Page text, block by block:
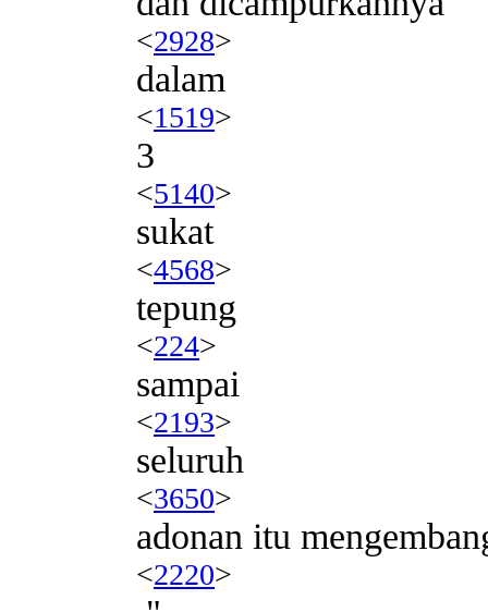
<2928>
dalam
<1519>
3
<5140>
sukat
<4568>
tepung
<224>
sampai
<2193>
seluruh
<3650>
adonan itu
<2220>